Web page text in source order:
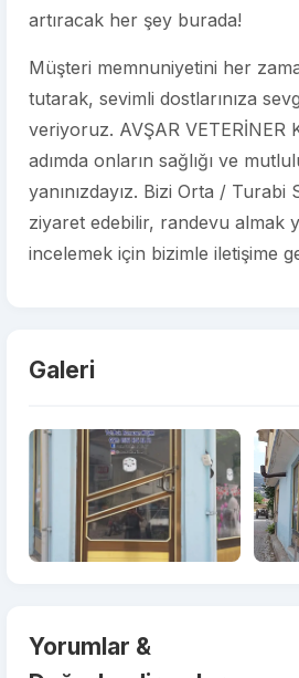
artıracak her şey burada!
Müşteri memnuniyetini her
tutarak, sevimli dostlarınıza
veriyoruz. AVŞAR VETERİNER
adımda onların sağlığı ve
yanınızdayız. Bizi Orta / Turabi
ziyaret edebilir, randevu almak
incelemek için bizimle iletişime
Galeri
Yorumlar &